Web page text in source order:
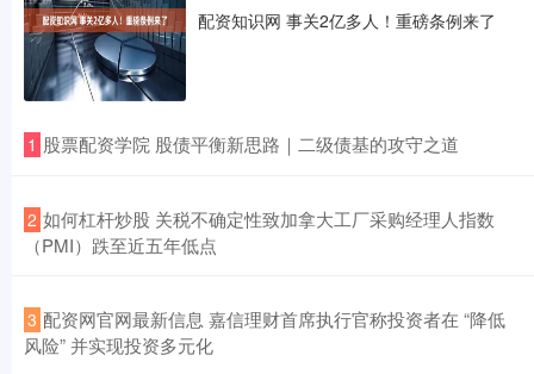
配资知识网 事关2亿多人！重磅条例来了
1 ​股票配资学院 股债平衡新思路｜二级债基的攻守之道
2 ​如何杠杆炒股 关税不确定性致加拿大工厂采购经理人指数
（PMI）跌至近五年低点
3 ​配资网官网最新信息 嘉信理财首席执行官称投资者在 “降低
风险” 并实现投资多元化